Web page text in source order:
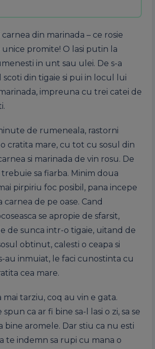
din marinada – ce rosie
unice promite! O lasi putin la
in unt sau ulei. De s-a
scoti din tigaie si pui in locul lui
impreuna cu trei catei de
de rumeneala, rastorni
cratita mare, cu tot cu sosul din
si marinada de vin rosu. De
sa fiarba. Minim doua
pirpiriu foc posibil, pana incepe
carnea de pe oase. Cand
se apropie de sfarsit,
de sunca intr-o tigaie, uitand de
obtinut, calesti o ceapa si
au inmuiat, le faci cunostinta cu
cea mare.
mai tarziu, coq au vin e gata.
ca ar fi bine sa-l lasi o zi, sa se
bine aromele. Dar stiu ca nu esti
te indemn sa rupi cu mana o